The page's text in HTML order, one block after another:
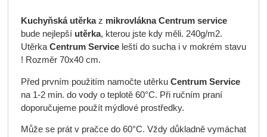
Kuchyňská utěrkaz mikrovlákna Centrum service
bude nejlepší utěrka, kterou jste kdy měli. 240g/m2.
Utěrka Centrum Serviceleští do sucha i v mokrém stavu
! Rozměr 70x40 cm.
Před prvním použitím namočte utěrku Centrum Service
na 1-2 min. do vody o teplotě 60°C. Při ručním praní
doporučujeme použít mýdlové prostředky.
Může se prát v pračce do 60°C. Vždy důkladně vymáchat